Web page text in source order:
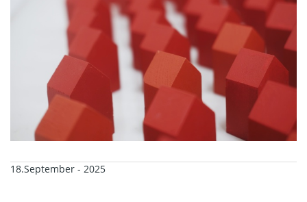
18.September - 2025